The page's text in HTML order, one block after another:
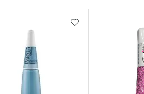
ADICIONAR AOS